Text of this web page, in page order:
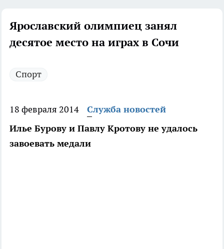
Ярославский олимпиец занял
десятое место на играх в Сочи
Спорт
18 февраля 2014
Служба новостей
Илье Бурову и Павлу Кротову не удалось
завоевать медали